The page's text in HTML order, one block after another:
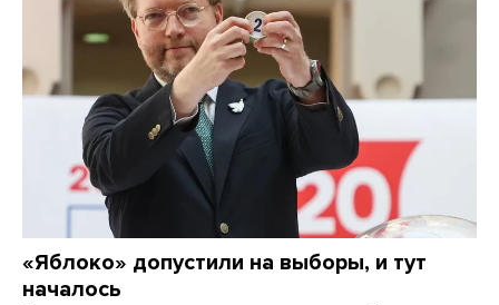
«Яблоко» допустили на выборы, и тут
началось